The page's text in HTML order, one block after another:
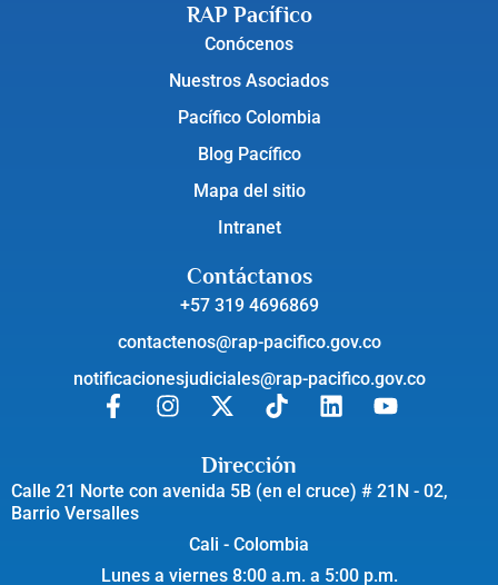
RAP Pacífico
Conócenos
Nuestros Asociados
Pacífico Colombia
Blog Pacífico
Mapa del sitio
Intranet
Contáctanos
+57 319 4696869
contactenos@rap-pacifico.gov.co
notificacionesjudiciales@rap-pacifico.gov.co
Dirección
Calle 21 Norte con avenida 5B (en el cruce) # 21N - 02,
Barrio Versalles
Cali - Colombia
Lunes a viernes 8:00 a.m. a 5:00 p.m.